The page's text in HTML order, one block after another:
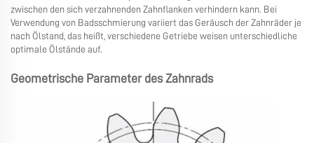
zwischen den sich verzahnenden Zahnflanken verhindern kann. Bei
Verwendung von Badsschmierung variiert das Geräusch der Zahnräder je
nach Ölstand, das heißt, verschiedene Getriebe weisen unterschiedliche
optimale Ölstände auf.
Geometrische Parameter des Zahnrads